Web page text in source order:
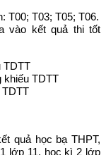
T00; T03; T05; T06.
vào kết quả thi tốt
TDTT
khiếu TDTT
quả học bạ THPT,
lớp 11, học kì 2 lớp